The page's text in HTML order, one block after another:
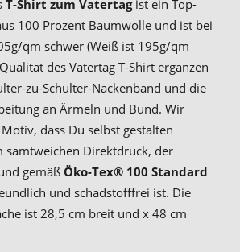
T-Shirt zum Vatertagist ein Top-
100 Prozent Baumwolle und ist bei
qm schwer (Weiß ist 195g/qm
des Vatertag T-Shirt ergänzen
zu-Schulter-Nackenband und die
an Ärmeln und Bund. Wir
dass Du selbst gestalten
samtweichen Direktdruck, der
gemäß Öko-Tex® 100 Standard
und schadstofffrei ist. Die
ist 28,5 cm breit und x 48 cm